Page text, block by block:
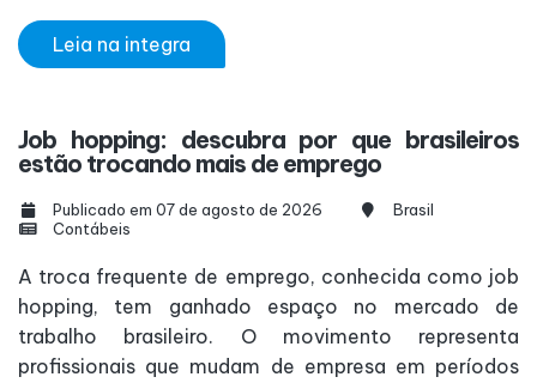
Leia na integra
Job hopping: descubra por que brasileiros
estão trocando mais de emprego
Publicado em 07 de agosto de 2026
Brasil
Contábeis
A troca frequente de emprego, conhecida como job
hopping, tem ganhado espaço no mercado de
trabalho brasileiro. O movimento representa
profissionais que mudam de empresa em períodos